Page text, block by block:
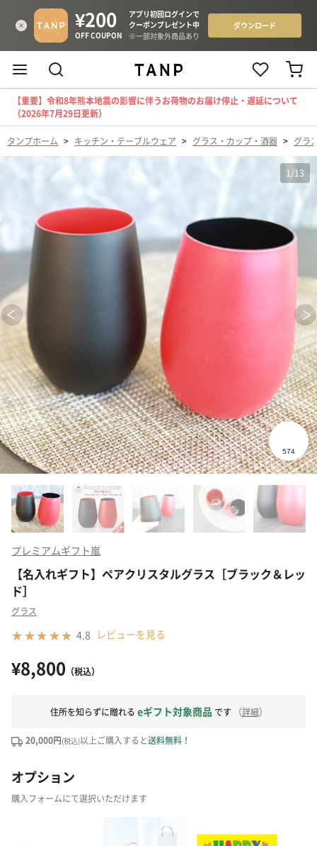
【重要】令和8年熊本地震の影響に伴うお荷物のお届け停止・遅延について
（2026年7月29日更新）
タンプホーム > キッチン・テーブルウェア > グラス・カップ・酒器 > グラ
1 /13
プレミアムギフト嵐
【名入れギフト】ペアクリスタルグラス［ブラック＆レッ
ド］
グラス
4.8 レビューを見る
¥8,800 （税込）
住所を知らずに贈れる eギフト対象商品 です （詳細）
20,000円(税込)以上ご購入すると送料無料！
オプション
購入フォームにて選択いただけます